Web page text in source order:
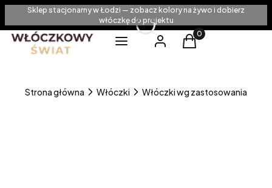
Sklep stacjonarny w Łodzi — zobacz kolory na żywo i dobierz
włóczkę do projektu
Menu
Zaloguj sięProdukty w
Koszyk
Strona główna Włóczki Włóczki wg zastosowania